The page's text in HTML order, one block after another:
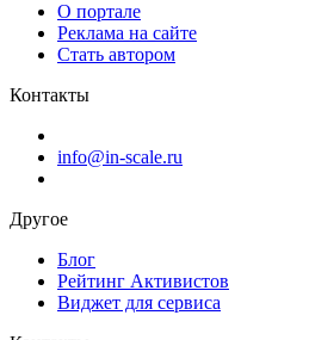
О портале
Реклама на сайте
Стать автором
Контакты
info@in-scale.ru
Другое
Блог
Рейтинг Активистов
Виджет для сервиса